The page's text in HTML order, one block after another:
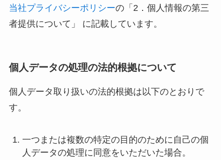
当社プライバシーポリシーの「2．個人情報の第三
者提供について」 に記載しています。
個人データの処理の法的根拠について
個人データ取り扱いの法的根拠は以下のとおりで
す。
一つまたは複数の特定の目的のために自己の個
人データの処理に同意をいただいた場合。